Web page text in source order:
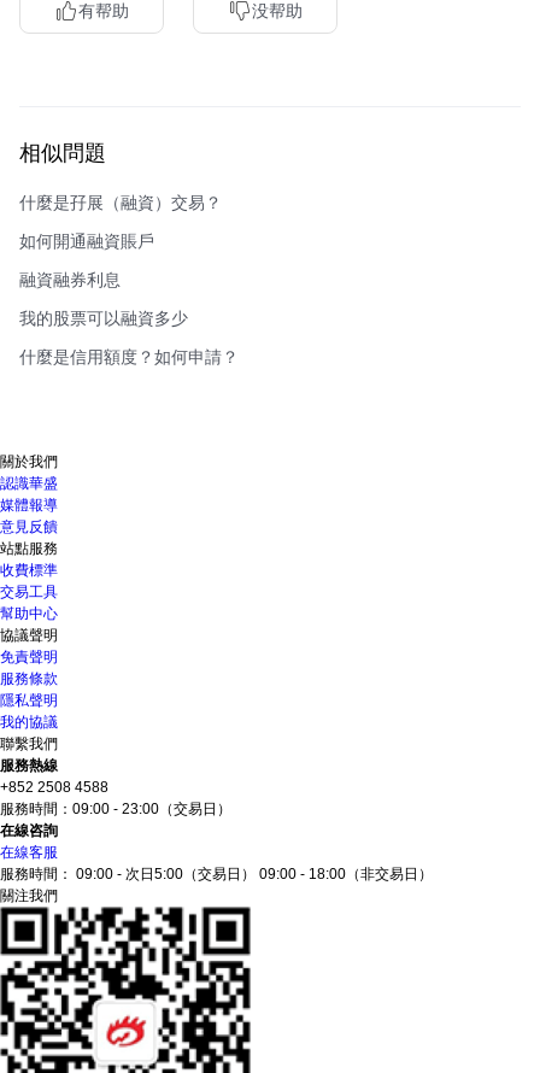
有帮助 没帮助
相似問題
什麼是孖展（融資）交易？
如何開通融資賬戶
融資融券利息
我的股票可以融資多少
什麼是信用額度？如何申請？
關於我們
認識華盛
媒體報導
意見反饋
站點服務
收費標準
交易工具
幫助中心
協議聲明
免責聲明
服務條款
隱私聲明
我的協議
聯繫我們
服務熱線
+852 2508 4588
服務時間： 09:00 - 23:00（交易日）
在線咨詢
在線客服
服務時間： 09:00 - 次日5:00（交易日） 09:00 - 18:00（非交易日）
關注我們